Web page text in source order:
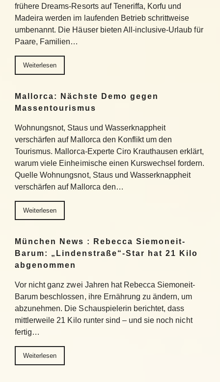
frühere Dreams-Resorts auf Teneriffa, Korfu und
Madeira werden im laufenden Betrieb schrittweise
umbenannt. Die Häuser bieten All-inclusive-Urlaub für
Paare, Familien…
Weiterlesen
Mallorca: Nächste Demo gegen
Massentourismus
Wohnungsnot, Staus und Wasserknappheit
verschärfen auf Mallorca den Konflikt um den
Tourismus. Mallorca-Experte Ciro Krauthausen erklärt,
warum viele Einheimische einen Kurswechsel fordern.
Quelle Wohnungsnot, Staus und Wasserknappheit
verschärfen auf Mallorca den…
Weiterlesen
München News : Rebecca Siemoneit-
Barum: „Lindenstraße“-Star hat 21 Kilo
abgenommen
Vor nicht ganz zwei Jahren hat Rebecca Siemoneit-
Barum beschlossen, ihre Ernährung zu ändern, um
abzunehmen. Die Schauspielerin berichtet, dass
mittlerweile 21 Kilo runter sind – und sie noch nicht
fertig…
Weiterlesen